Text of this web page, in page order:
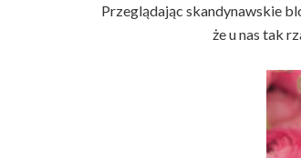
Przeglądając skandynawskie
że u nas tak